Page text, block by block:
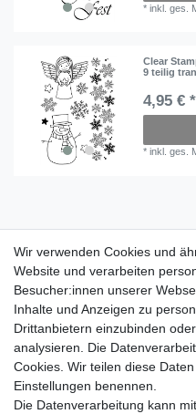
*inkl. ges.
Clear
9 teilig
4,95 € *
*inkl. ges.
Wir verwenden Cookies und
Website und verarbeiten
Besucher:innen unserer
Inhalte und Anzeigen zu
Drittanbietern einzubinden
analysieren. Die
Cookies. Wir teilen diese
Einstellungen benennen.
Die Datenverarbeitung kann
Impressum
Wir verwenden Cookies und
Website und verarbeiten
Besucher:innen unserer
Inhalte und Anzeigen zu
Drittanbietern einzubinden
analysieren. Die
Cookies. Wir teilen diese
Einstellungen benennen.
Die Datenverarbeitung kann